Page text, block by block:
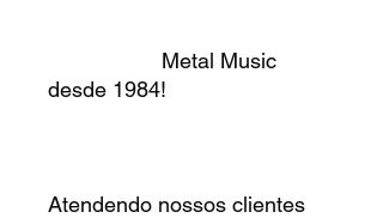
Metal Music
desde 1984!
Atendendo nossos clientes